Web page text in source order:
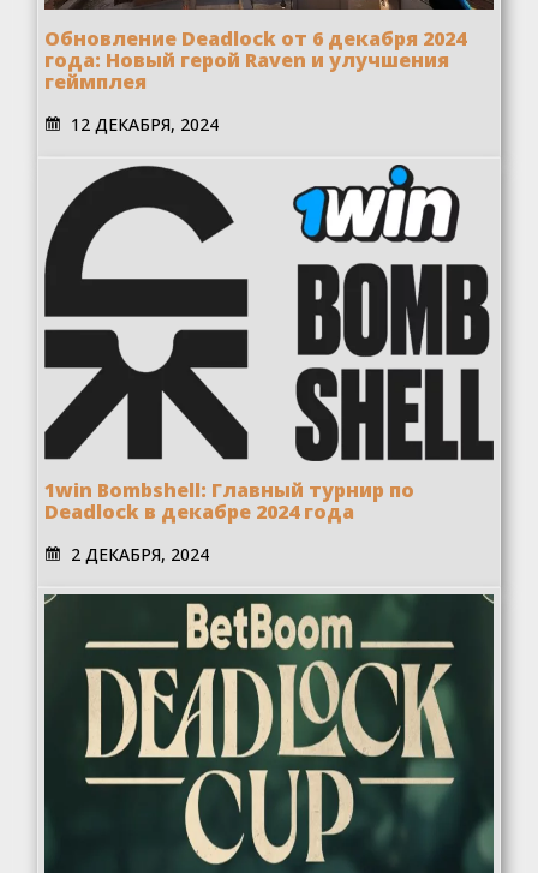
Обновление Deadlock от 6 декабря 2024
года: Новый герой Raven и улучшения
геймплея
12 ДЕКАБРЯ, 2024
1win Bombshell: Главный турнир по
Deadlock в декабре 2024 года
2 ДЕКАБРЯ, 2024